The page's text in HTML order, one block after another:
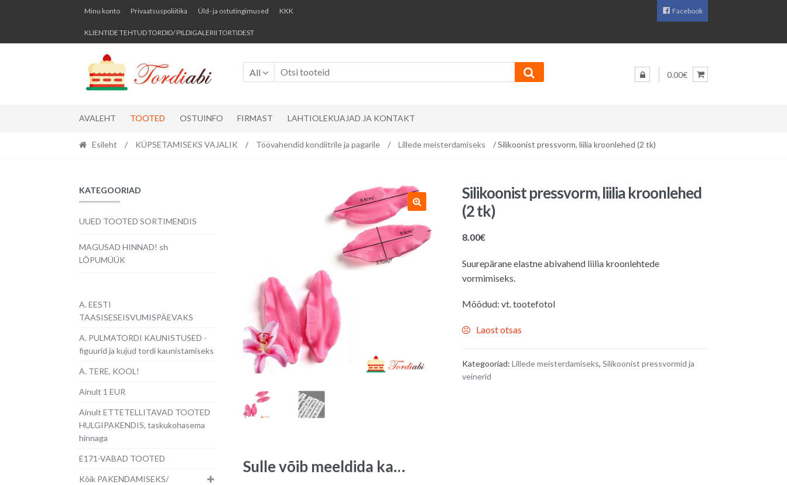
Skip
navigation
Skip
content
Minu konto Privaatsuspoliitika Üld- ja ostutingimused KKK
KLIENTIDE TEHTUD TORDID/ PILDIGALERII TORTIDEST
Facebook
All 0.00€
AVALEHT TOOTED OSTUINFO FIRMAST LAHTIOLEKUAJAD JA KONTAKT
Esileht / KÜPSETAMISEKS VAJALIK / Töövahendid kondiitrile ja pagarile / Lillede meisterdamiseks / Silikoonist pressvorm, liilia kroonlehed (2 tk)
Silikoonist pressvorm, liilia kroonlehed
(2 tk)
8.00€
Suurepärane elastne abivahend liilia kroonlehtede
vormimiseks.
Mõõdud: vt. tootefotol
Laost otsas
Kategooriad: Lillede meisterdamiseks, Silikoonist pressvormid ja
veinerid
Sulle võib meeldida ka…
KATEGOORIAD
UUED TOOTED SORTIMENDIS
MAGUSAD HINNAD! sh
LÕPUMÜÜK
A. EESTI
TAASISESEISVUMISPÄEVAKS
A. PULMATORDI KAUNISTUSED -
figuurid ja kujud tordi kaunistamiseks
A. TERE, KOOL!
Ainult 1 EUR
Ainult ETTETELLITAVAD TOOTED
HULGIPAKENDIS, taskukohasema
hinnaga
E171-VABAD TOOTED
Kõik PAKENDAMISEKS/